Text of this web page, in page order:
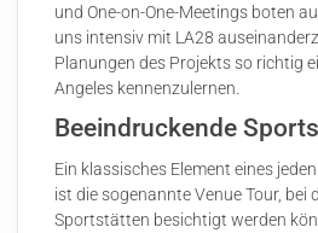
und One-on-One-Meetings boten
uns intensiv mit LA28
Planungen des Projekts so richtig
Angeles kennenzulernen.
Beeindruckende
Ein klassisches Element eines
ist die sogenannte Venue Tour, bei
Sportstätten besichtigt werden